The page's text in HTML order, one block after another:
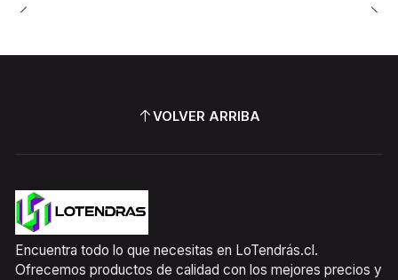
VOLVER ARRIBA
Encuentra todo lo que necesitas en LoTendrás.cl.
Ofrecemos productos de calidad con los mejores precios y